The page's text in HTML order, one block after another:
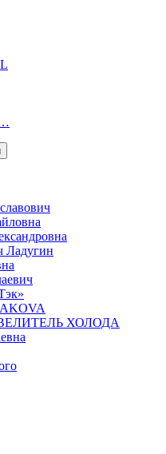
Ладугин
ХОЛОДА